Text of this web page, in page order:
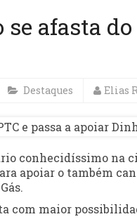
afasta
Destaques Elias
conhecidíssimo na
apoiar o também
com maior